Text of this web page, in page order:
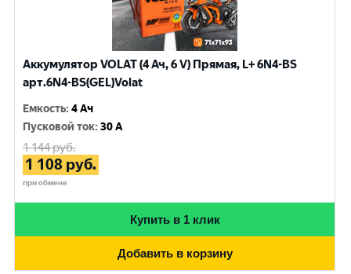
Аккумулятор VOLAT (4 Ач, 6 V) Прямая, L+ 6N4-BS
арт.6N4-BS(GEL)Volat
Емкость:4 Ач
Пусковой ток:30 A
1 144руб.
1 108 руб.
при обмене
Купить в 1 клик
Добавить в корзину